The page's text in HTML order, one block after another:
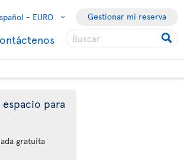
- EURO Gestionar mi reserva
para
gratuita